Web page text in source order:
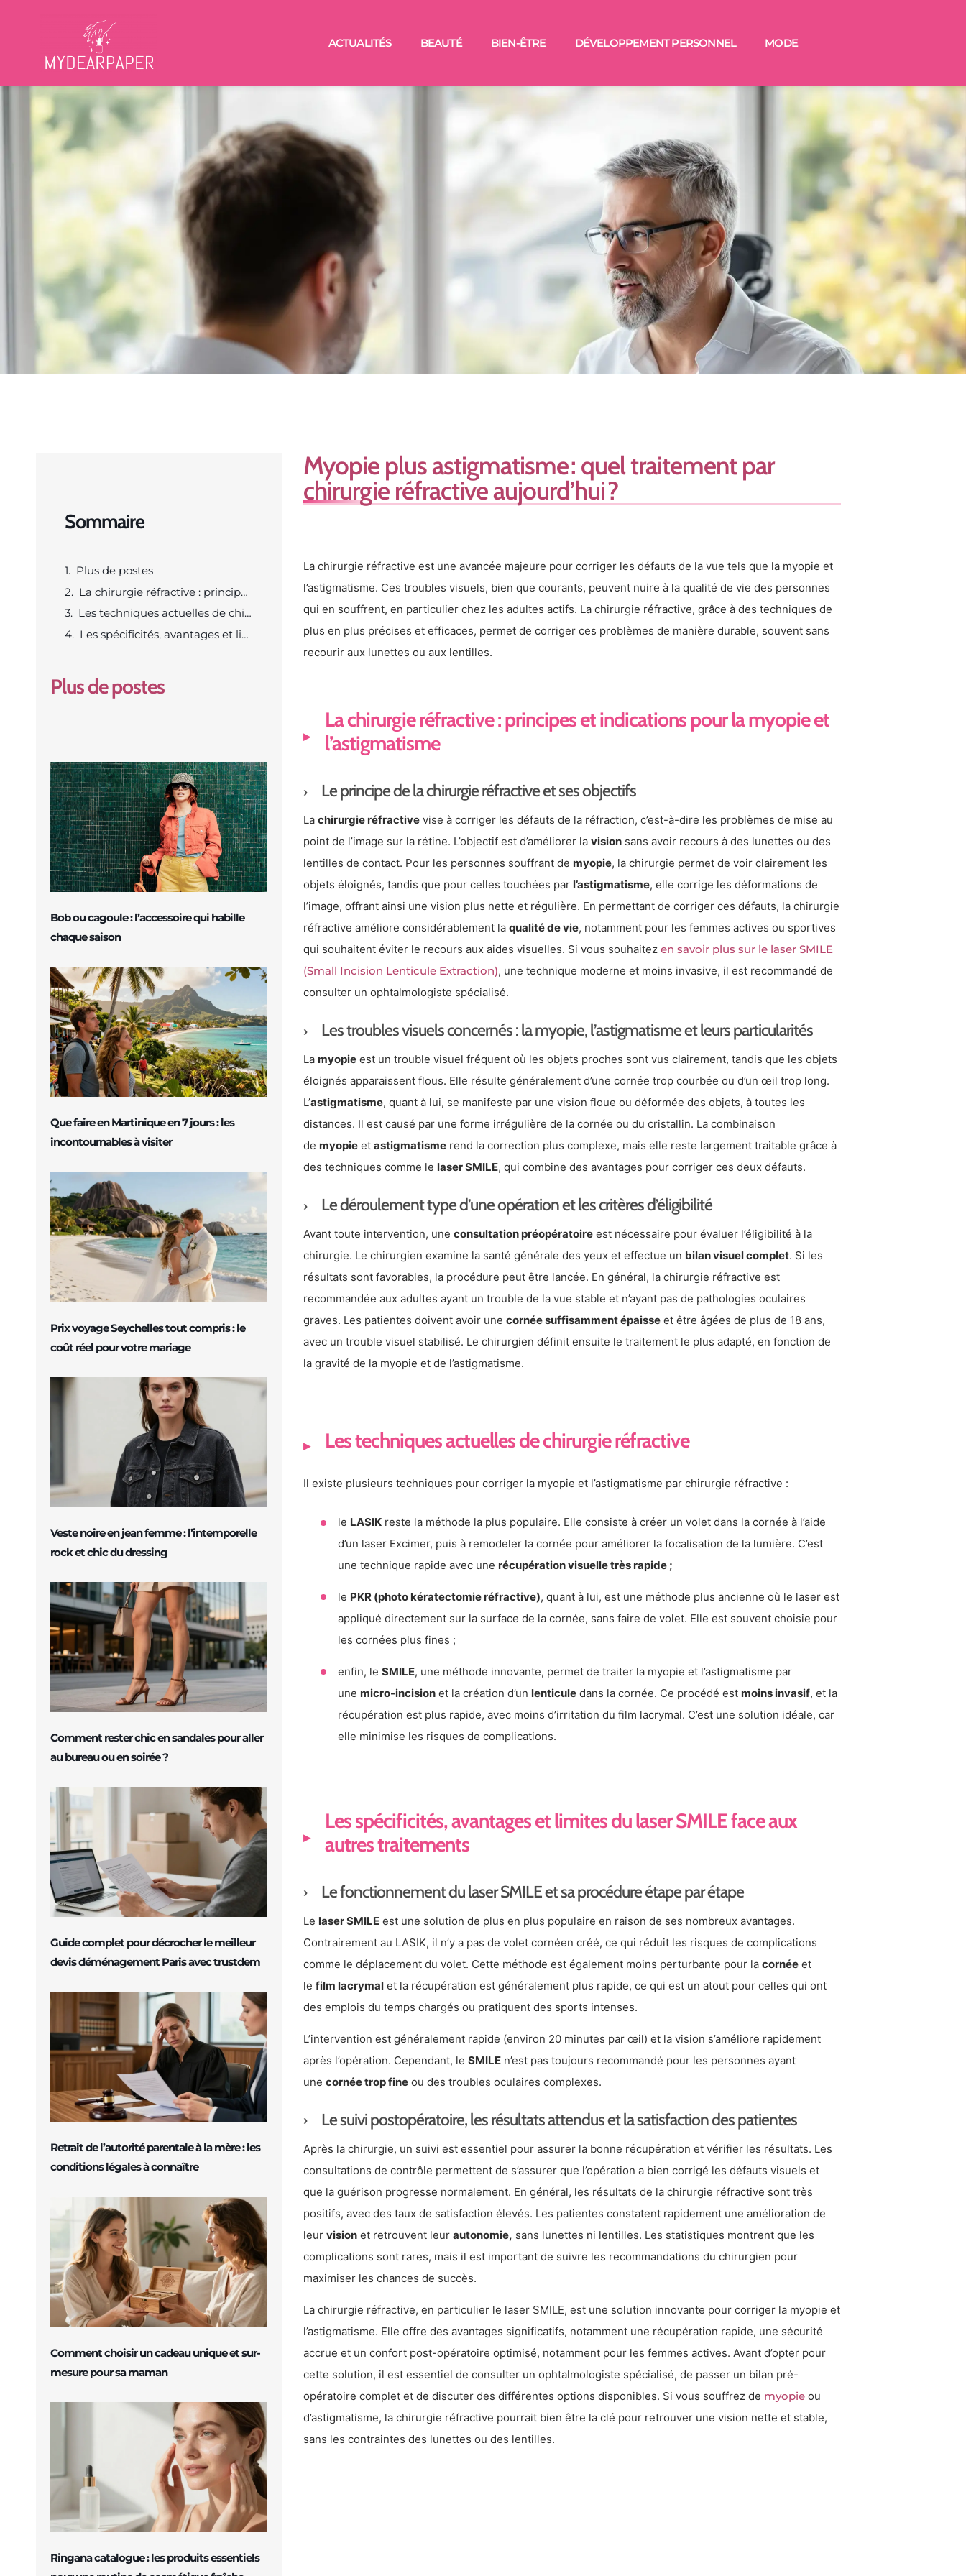
ACTUALITÉS BEAUTÉ BIEN-ÊTRE DÉVELOPPEMENT PERSONNEL MODE
Sommaire
Plus de postes
La chirurgie réfractive : principes et indications pour la myopie et l’astigmatisme
Les techniques actuelles de chirurgie réfractive
Les spécificités, avantages et limites du laser SMILE face aux autres traitements
Plus de postes
Bob ou cagoule : l’accessoire qui habille
chaque saison
Que faire en Martinique en 7 jours : les
incontournables à visiter
Prix voyage Seychelles tout compris : le
coût réel pour votre mariage
Veste noire en jean femme : l’intemporelle
rock et chic du dressing
Comment rester chic en sandales pour aller
au bureau ou en soirée ?
Guide complet pour décrocher le meilleur
devis déménagement Paris avec trustdem
Retrait de l’autorité parentale à la mère : les
conditions légales à connaître
Comment choisir un cadeau unique et sur-
mesure pour sa maman
Ringana catalogue : les produits essentiels
Myopie plus astigmatisme : quel traitement par
chirurgie réfractive aujourd’hui ?
La chirurgie réfractive est une avancée majeure pour corriger les défauts de la vue tels que la myopie et
l’astigmatisme. Ces troubles visuels, bien que courants, peuvent nuire à la qualité de vie des personnes
qui en souffrent, en particulier chez les adultes actifs. La chirurgie réfractive, grâce à des techniques de
plus en plus précises et efficaces, permet de corriger ces problèmes de manière durable, souvent sans
recourir aux lunettes ou aux lentilles.
La chirurgie réfractive : principes et indications pour la myopie et
l’astigmatisme
Le principe de la chirurgie réfractive et ses objectifs
La chirurgie réfractive vise à corriger les défauts de la réfraction, c’est-à-dire les problèmes de mise au
point de l’image sur la rétine. L’objectif est d’améliorer la vision sans avoir recours à des lunettes ou des
lentilles de contact. Pour les personnes souffrant de myopie, la chirurgie permet de voir clairement les
objets éloignés, tandis que pour celles touchées par l’astigmatisme, elle corrige les déformations de
l’image, offrant ainsi une vision plus nette et régulière. En permettant de corriger ces défauts, la chirurgie
réfractive améliore considérablement la qualité de vie, notamment pour les femmes actives ou sportives
qui souhaitent éviter le recours aux aides visuelles. Si vous souhaitez en savoir plus sur le laser SMILE
(Small Incision Lenticule Extraction), une technique moderne et moins invasive, il est recommandé de
consulter un ophtalmologiste spécialisé.
Les troubles visuels concernés : la myopie, l’astigmatisme et leurs particularités
La myopie est un trouble visuel fréquent où les objets proches sont vus clairement, tandis que les objets
éloignés apparaissent flous. Elle résulte généralement d’une cornée trop courbée ou d’un œil trop long.
L’astigmatisme, quant à lui, se manifeste par une vision floue ou déformée des objets, à toutes les
distances. Il est causé par une forme irrégulière de la cornée ou du cristallin. La combinaison
de myopie et astigmatisme rend la correction plus complexe, mais elle reste largement traitable grâce à
des techniques comme le laser SMILE, qui combine des avantages pour corriger ces deux défauts.
Le déroulement type d’une opération et les critères d’éligibilité
Avant toute intervention, une consultation préopératoire est nécessaire pour évaluer l’éligibilité à la
chirurgie. Le chirurgien examine la santé générale des yeux et effectue un bilan visuel complet. Si les
résultats sont favorables, la procédure peut être lancée. En général, la chirurgie réfractive est
recommandée aux adultes ayant un trouble de la vue stable et n’ayant pas de pathologies oculaires
graves. Les patientes doivent avoir une cornée suffisamment épaisse et être âgées de plus de 18 ans,
avec un trouble visuel stabilisé. Le chirurgien définit ensuite le traitement le plus adapté, en fonction de
la gravité de la myopie et de l’astigmatisme.
Les techniques actuelles de chirurgie réfractive
Il existe plusieurs techniques pour corriger la myopie et l’astigmatisme par chirurgie réfractive :
le LASIK reste la méthode la plus populaire. Elle consiste à créer un volet dans la cornée à l’aide
d’un laser Excimer, puis à remodeler la cornée pour améliorer la focalisation de la lumière. C’est
une technique rapide avec une récupération visuelle très rapide ;
le PKR (photo kératectomie réfractive), quant à lui, est une méthode plus ancienne où le laser est
appliqué directement sur la surface de la cornée, sans faire de volet. Elle est souvent choisie pour
les cornées plus fines ;
enfin, le SMILE, une méthode innovante, permet de traiter la myopie et l’astigmatisme par
une micro-incision et la création d’un lenticule dans la cornée. Ce procédé est moins invasif, et la
récupération est plus rapide, avec moins d’irritation du film lacrymal. C’est une solution idéale, car
elle minimise les risques de complications.
Les spécificités, avantages et limites du laser SMILE face aux
autres traitements
Le fonctionnement du laser SMILE et sa procédure étape par étape
Le laser SMILE est une solution de plus en plus populaire en raison de ses nombreux avantages.
Contrairement au LASIK, il n’y a pas de volet cornéen créé, ce qui réduit les risques de complications
comme le déplacement du volet. Cette méthode est également moins perturbante pour la cornée et
le film lacrymal et la récupération est généralement plus rapide, ce qui est un atout pour celles qui ont
des emplois du temps chargés ou pratiquent des sports intenses.
L’intervention est généralement rapide (environ 20 minutes par œil) et la vision s’améliore rapidement
après l’opération. Cependant, le SMILE n’est pas toujours recommandé pour les personnes ayant
une cornée trop fine ou des troubles oculaires complexes.
Le suivi postopératoire, les résultats attendus et la satisfaction des patientes
Après la chirurgie, un suivi est essentiel pour assurer la bonne récupération et vérifier les résultats. Les
consultations de contrôle permettent de s’assurer que l’opération a bien corrigé les défauts visuels et
que la guérison progresse normalement. En général, les résultats de la chirurgie réfractive sont très
positifs, avec des taux de satisfaction élevés. Les patientes constatent rapidement une amélioration de
leur vision et retrouvent leur autonomie, sans lunettes ni lentilles. Les statistiques montrent que les
complications sont rares, mais il est important de suivre les recommandations du chirurgien pour
maximiser les chances de succès.
La chirurgie réfractive, en particulier le laser SMILE, est une solution innovante pour corriger la myopie et
l’astigmatisme. Elle offre des avantages significatifs, notamment une récupération rapide, une sécurité
accrue et un confort post-opératoire optimisé, notamment pour les femmes actives. Avant d’opter pour
cette solution, il est essentiel de consulter un ophtalmologiste spécialisé, de passer un bilan pré-
opératoire complet et de discuter des différentes options disponibles. Si vous souffrez de myopie ou
d’astigmatisme, la chirurgie réfractive pourrait bien être la clé pour retrouver une vision nette et stable,
sans les contraintes des lunettes ou des lentilles.